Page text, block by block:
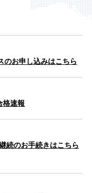
のお申し込みはこちら
格速報
続のお手続きはこちら